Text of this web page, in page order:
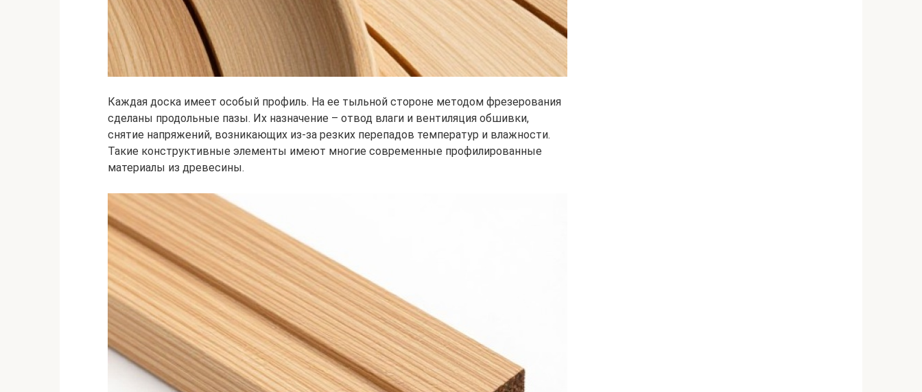
Каждая доска имеет особый профиль. На ее тыльной стороне методом фрезерования
сделаны продольные пазы. Их назначение – отвод влаги и вентиляция обшивки,
снятие напряжений, возникающих из-за резких перепадов температур и влажности.
Такие конструктивные элементы имеют многие современные профилированные
материалы из древесины.